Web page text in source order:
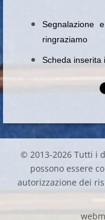
Segnalazione
ringraziamo
Scheda inserita
© 2013-2026 Tutti i
possono essere
autorizzazione dei